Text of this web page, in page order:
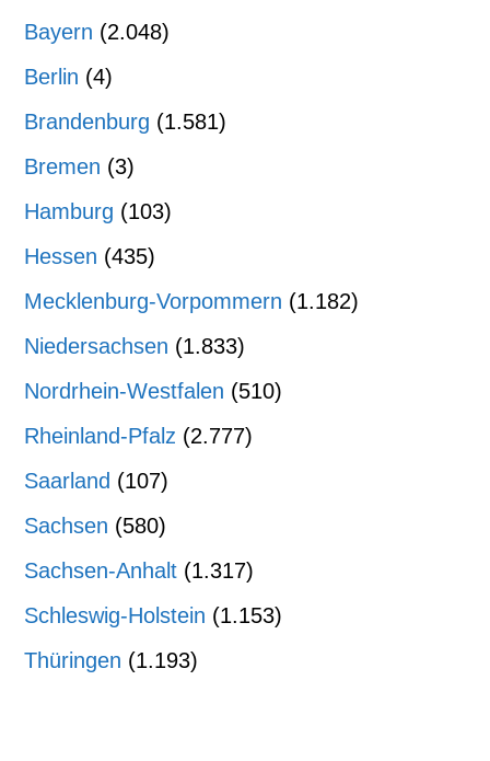
Bayern (2.048)
Berlin (4)
Brandenburg (1.581)
Bremen (3)
Hamburg (103)
Hessen (435)
Mecklenburg-Vorpommern (1.182)
Niedersachsen (1.833)
Nordrhein-Westfalen (510)
Rheinland-Pfalz (2.777)
Saarland (107)
Sachsen (580)
Sachsen-Anhalt (1.317)
Schleswig-Holstein (1.153)
Thüringen (1.193)